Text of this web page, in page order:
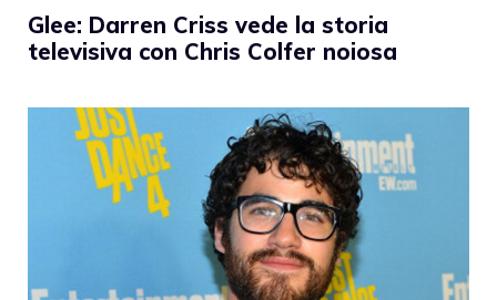
Glee: Darren Criss vede la storia
televisiva con Chris Colfer noiosa